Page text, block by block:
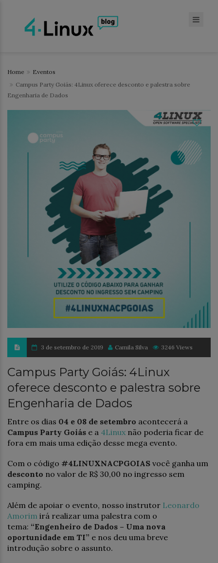
Home
Eventos
Campus Party Goiás: 4Linux oferece desconto e palestra sobre
Engenharia de Dados
3 de setembro de 2019 Camila Silva 3246 Views
Campus Party Goiás: 4Linux
oferece desconto e palestra sobre
Engenharia de Dados
Entre os dias 04 e 08 de setembro acontecerá a
Campus Party Goiás e a 4Linux não poderia ficar de
fora em mais uma edição desse mega evento.
Com o código #4LINUXNACPGOIAS você ganha um
desconto no valor de R$ 30,00 no ingresso sem
camping.
Além de apoiar o evento, nosso instrutor Leonardo
Amorim irá realizar uma palestra com o
tema: “Engenheiro de Dados – Uma nova
oportunidade em TI” e nos deu uma breve
introdução sobre o assunto.